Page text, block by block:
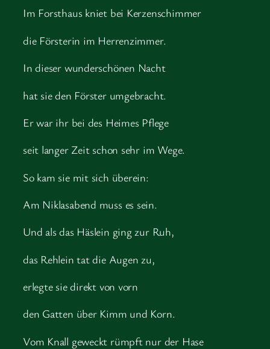
Im Forsthaus kniet bei Kerzenschimmer
die Försterin im Herrenzimmer.
In dieser wunderschönen Nacht
hat sie den Förster umgebracht.
Er war ihr bei des Heimes Pflege
seit langer Zeit schon sehr im Wege.
So kam sie mit sich überein:
Am Niklasabend muss es sein.
Und als das Häslein ging zur Ruh,
das Rehlein tat die Augen zu,
erlegte sie direkt von vorn
den Gatten über Kimm und Korn.
Vom Knall geweckt rümpft nur der Hase